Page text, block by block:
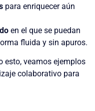
para enriquecer aún
en el que se puedan
fluida y sin apuros.
esto, veamos ejemplos
colaborativo para